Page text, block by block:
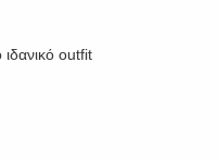
outfit